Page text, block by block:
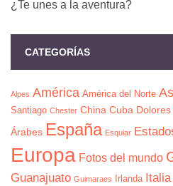
¿Te unes a la aventura?
CATEGORÍAS
Alpes América América del Norte
Santiago Chester China Cuba
Árabes España Esquiar
Europa Fotos del mundo
Guanajuato Guimaraes Irlanda Italia